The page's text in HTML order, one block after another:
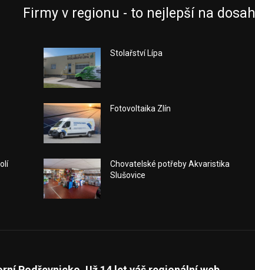
Firmy v regionu - to nejlepší na dosah
Stolařství Lípa
Fotovoltaika Zlín
Chovatelské potřeby Akvaristika
Slušovice